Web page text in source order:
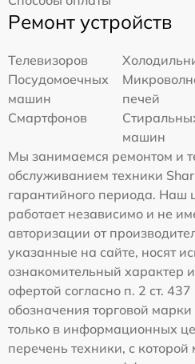
Ремонт устройств
Телевизоров
Посудомоечных
машин
печей
Смартфонов
машин
Мы занимаемся ремонтом и
обслуживанием техники
гарантийного периода. Наш
работает независимо и не
авторизации от
указанные на сайте, носят
ознакомительный характер
офертой согласно п. 2 ст.
обозначения торговой
только в информационных
перечень техники, с